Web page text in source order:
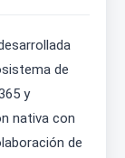
de
y
nativa con
de